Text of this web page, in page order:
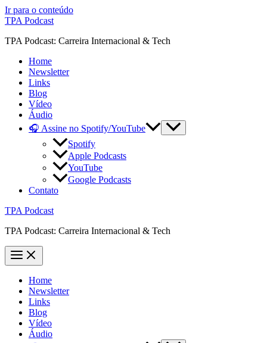
Ir para o conteúdo
TPA Podcast
TPA Podcast: Carreira Internacional & Tech
Home
Newsletter
Links
Blog
Vídeo
Áudio
🎧 Assine no Spotify/YouTube
Spotify
Apple Podcasts
YouTube
Google Podcasts
Contato
TPA Podcast
TPA Podcast: Carreira Internacional & Tech
Home
Newsletter
Links
Blog
Vídeo
Áudio